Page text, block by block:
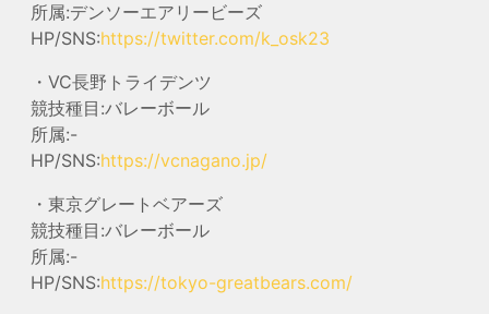
所属:デンソーエアリービーズ
HP/SNS:https://twitter.com/k_osk23
・VC長野トライデンツ
競技種目:バレーボール
所属:-
HP/SNS:https://vcnagano.jp/
・東京グレートベアーズ
競技種目:バレーボール
所属:-
HP/SNS:https://tokyo-greatbears.com/